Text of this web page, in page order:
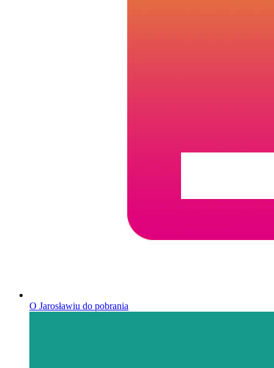
O Jarosławiu do pobrania